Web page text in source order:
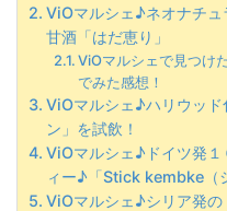
ViOマルシェ♪ネオナチュ
甘酒「はだ恵り」
ViOマルシェで見つけ
でみた感想！
ViOマルシェ♪ハリウッド
ン」を試飲！
ViOマルシェ♪ドイツ発１
ィー♪「Stick kembke（
ViOマルシェ♪シリア発